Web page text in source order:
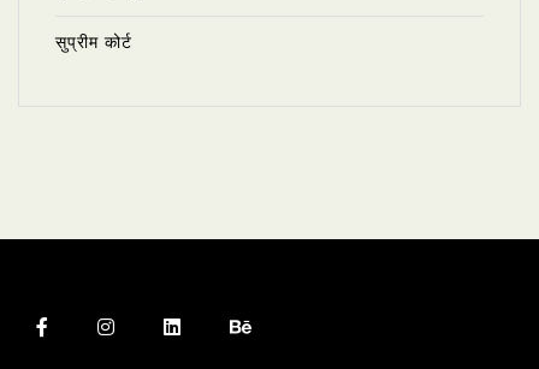
सुप्रीम कोर्ट